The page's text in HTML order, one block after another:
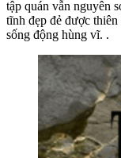
tập quán vẫn nguyên
tĩnh đẹp đẻ được
sống động hùng vĩ. .